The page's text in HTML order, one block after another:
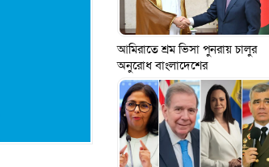
আমিরাতে শ্রম ভিসা পুনরায় চালুর
অনুরোধ বাংলাদেশের